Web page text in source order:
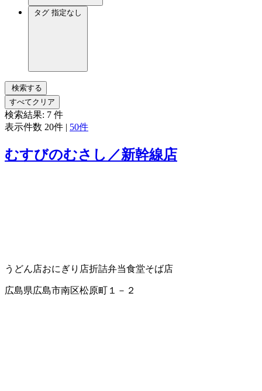
タグ 指定なし
検索する
すべてクリア
検索結果: 7 件
表示件数 20件 | 50件
むすびのむさし／新幹線店
うどん店おにぎり店折詰弁当食堂そば店
広島県広島市南区松原町１－２